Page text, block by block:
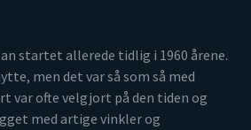
startet allerede tidlig i 1960 årene.
men det var så som så med
var ofte velgjort på den tiden og
med artige vinkler og